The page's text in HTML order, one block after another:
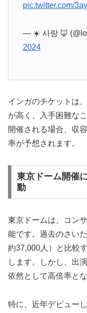
pic.twitter.com/
— ☀️ 사랑 🦊
2024
インガのチケットは
が高く、入手困難な
開催される場合、収
率が予想されます。
東京ドーム開催
動
東京ドームは、コン
能です。過去のさい
約37,000人）と比較
します。しかし、出
依然として高倍率と
特に、近年デビュー